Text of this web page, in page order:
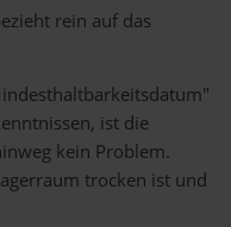
rein auf das
ist die
kein Problem.
trocken ist und